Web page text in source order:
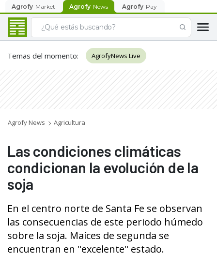
Agrofy Market Agrofy News Agrofy Pay
Temas del momento: AgrofyNews Live
Agrofy News Agricultura
Las condiciones climáticas
condicionan la evolución de la
soja
En el centro norte de Santa Fe se observan
las consecuencias de este periodo húmedo
sobre la soja. Maíces de segunda se
encuentran en "excelente" estado.